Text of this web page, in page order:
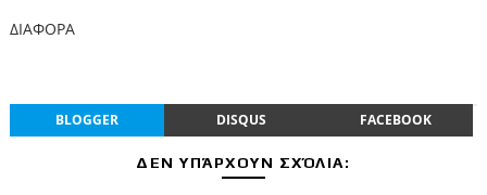
ΔΙΑΦΟΡΑ
BLOGGER DISQUS FACEBOOK
ΔΕΝ ΥΠΆΡΧΟΥΝ ΣΧΌΛΙΑ: